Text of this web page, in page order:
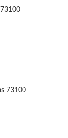
73100